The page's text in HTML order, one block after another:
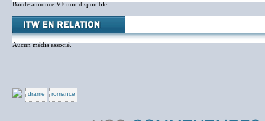
Bande annonce VF non disponible.
Aucun média associé.
drame romance